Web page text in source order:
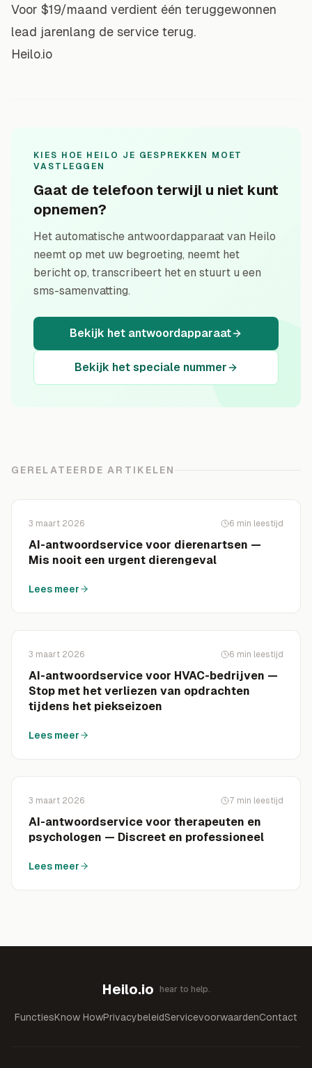
Voor $19/maand verdient één teruggewonnen
lead jarenlang de service terug.
Heilo.io
KIES HOE HEILO JE GESPREKKEN MOET
VASTLEGGEN
Gaat de telefoon terwijl u niet kunt
opnemen?
Het automatische antwoordapparaat van Heilo
neemt op met uw begroeting, neemt het
bericht op, transcribeert het en stuurt u een
sms-samenvatting.
Bekijk het antwoordapparaat
Bekijk het speciale nummer
GERELATEERDE ARTIKELEN
3 maart 2026 6 min leestijd
AI-antwoordservice voor dierenartsen —
Mis nooit een urgent dierengeval
Lees meer
3 maart 2026 6 min leestijd
AI-antwoordservice voor HVAC-bedrijven —
Stop met het verliezen van opdrachten
tijdens het piekseizoen
Lees meer
3 maart 2026 7 min leestijd
AI-antwoordservice voor therapeuten en
psychologen — Discreet en professioneel
Lees meer
Heilo.io hear to help.
FunctiesKnow HowPrivacybeleidServicevoorwaardenContact